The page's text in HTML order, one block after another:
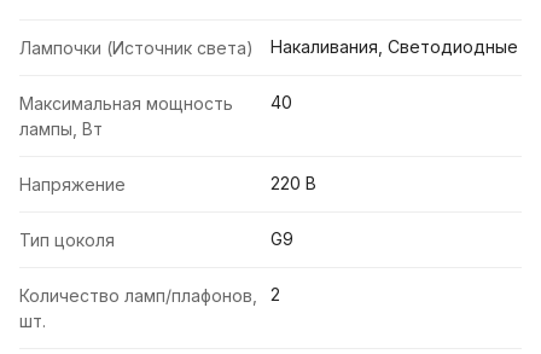
Лампочки (Источник света) Накаливания, Светодиодные
Максимальная мощность
лампы, Вт
40
Напряжение 220 В
Тип цоколя G9
Количество ламп/плафонов,
шт.
2